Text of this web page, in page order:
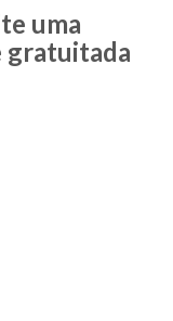
uma
gratuitada